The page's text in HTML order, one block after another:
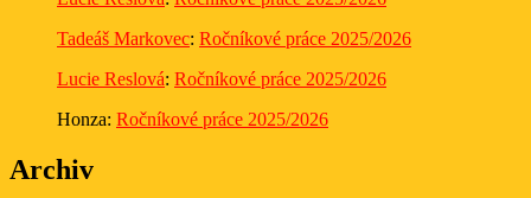
Tadeáš Markovec: Ročníkové práce 2025/2026
Lucie Reslová: Ročníkové práce 2025/2026
Honza: Ročníkové práce 2025/2026
Archiv